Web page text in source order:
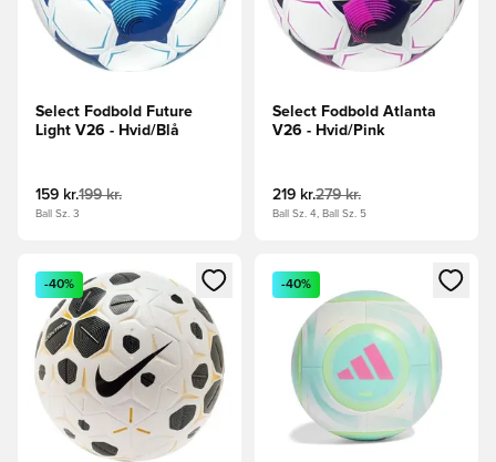
Select Fodbold Future
Light V26 - Hvid/Blå
159 kr.199 kr.
Ball Sz. 3
Select Fodbold Atlanta
V26 - Hvid/Pink
219 kr.279 kr.
Ball Sz. 4, Ball Sz. 5
Åbner en Modal til at logge ind eller tilmelde dig som
-40%
Åbner en Modal til at logge
-40%